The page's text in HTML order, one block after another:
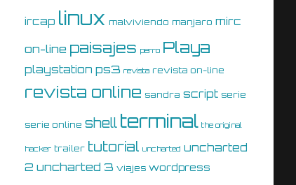
ircap linux malviviendo manjaro mirc
on-line paisajes perro Playa
playstation ps3 revista revista on-line
revista online sandra script serie
serie online shell terminal the original
hacker trailer tutorial uncharted uncharted
2 uncharted 3 viajes wordpress